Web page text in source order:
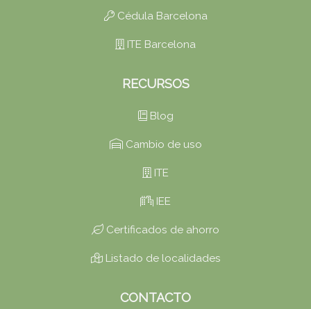
Cédula Barcelona
ITE Barcelona
RECURSOS
Blog
Cambio de uso
ITE
IEE
Certificados de ahorro
Listado de localidades
CONTACTO